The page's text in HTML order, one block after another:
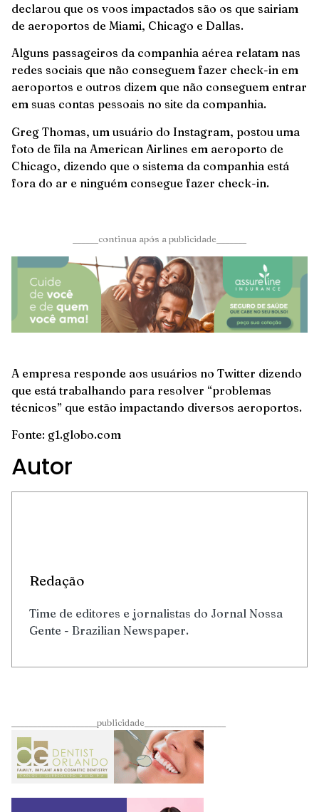
declarou que os voos impactados são os que sairiam
de aeroportos de Miami, Chicago e Dallas.
Alguns passageiros da companhia aérea relatam nas
redes sociais que não conseguem fazer check-in em
aeroportos e outros dizem que não conseguem entrar
em suas contas pessoais no site da companhia.
Greg Thomas, um usuário do Instagram, postou uma
foto de fila na American Airlines em aeroporto de
Chicago, dizendo que o sistema da companhia está
fora do ar e ninguém consegue fazer check-in.
______continua após a publicidade_______
A empresa responde aos usuários no Twitter dizendo
que está trabalhando para resolver “problemas
técnicos” que estão impactando diversos aeroportos.
Fonte: g1.globo.com
Autor
Redação
Time de editores e jornalistas do Jornal Nossa
Gente - Brazilian Newspaper.
____________________publicidade___________________